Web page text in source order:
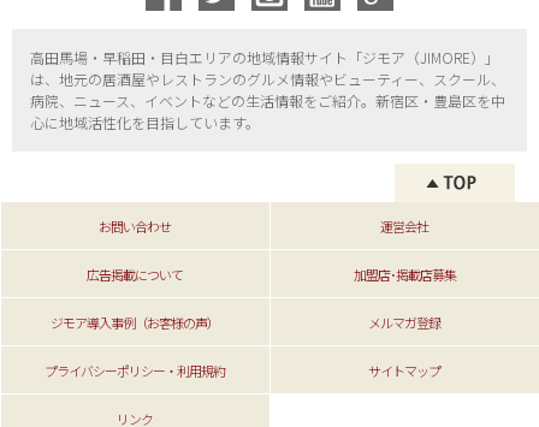
高田馬場・早稲田・目白エリアの地域情報サイト「ジモア（JIMORE）」
は、地元の居酒屋やレストランのグルメ情報やビューティー、 スクール、
病院、ニュース、イベントなどの生活情報をご紹介。新宿区・ 豊島区を中
心に地域活性化を目指しています。
お問い合わせ 運営会社
広告掲載について 加盟店･掲載店募集
ジモア導入事例（お客様の声） メルマガ登録
プライバシーポリシー・利用規約 サイトマップ
リンク